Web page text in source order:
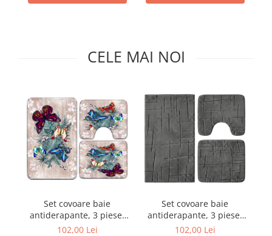
CELE MAI NOI
Set covoare baie
antiderapante, 3 piese,
model fluturi tropicali
102,00 Lei
Set covoare baie
antiderapante, 3 piese,
design modern crestat
102,00 Lei